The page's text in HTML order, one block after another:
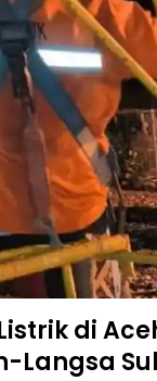
Listrik di
Langsa